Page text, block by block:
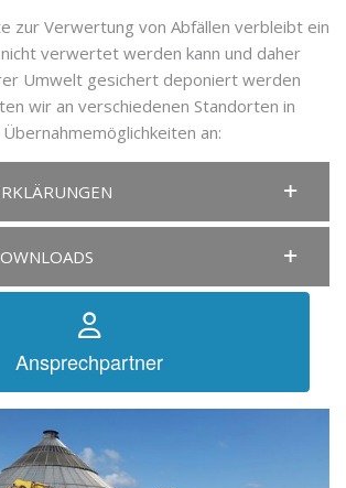
zur Verwertung von Abfällen verbleibt ein
verwertet werden kann und daher
Umwelt gesichert deponiert werden
wir an verschiedenen Standorten in
an:
Ansprechpartner